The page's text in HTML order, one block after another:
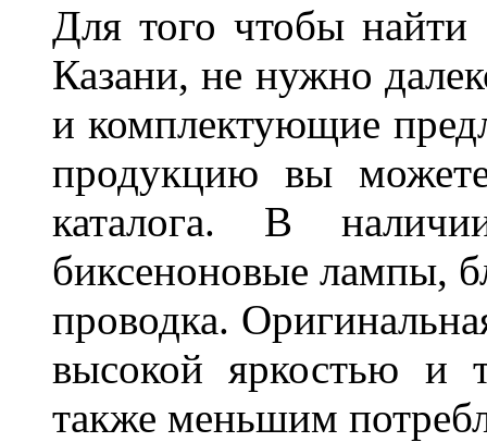
Для того чтобы
Казани, не нужно
и комплектующие
продукцию вы
каталога. В
биксеноновые лампы,
проводка.
высокой яркостью и
также меньшим